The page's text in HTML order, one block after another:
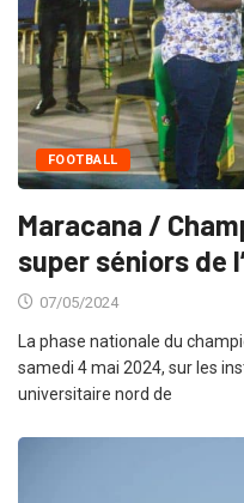
FOOTBALL
Maracana /
super séniors de
07/05/2024
La phase nationale du
samedi 4 mai 2024, sur les
universitaire nord de